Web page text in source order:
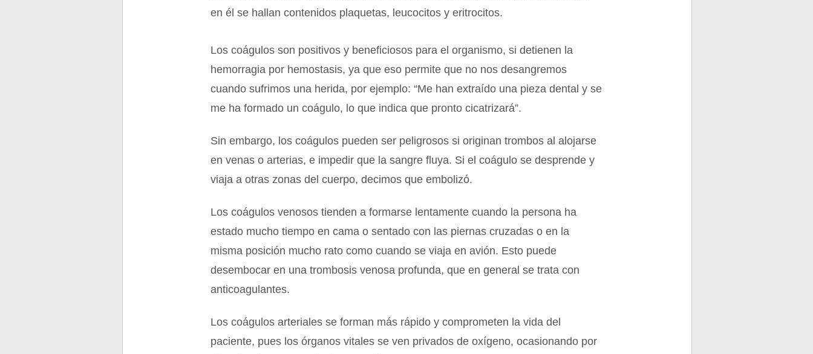
en él se hallan contenidos plaquetas, leucocitos y eritrocitos.
Los coágulos son positivos y beneficiosos para el organismo, si detienen la
hemorragia por hemostasis, ya que eso permite que no nos desangremos
cuando sufrimos una herida, por ejemplo: “Me han extraído una pieza dental y se
me ha formado un coágulo, lo que indica que pronto cicatrizará”.
Sin embargo, los coágulos pueden ser peligrosos si originan trombos al alojarse
en venas o arterias, e impedir que la sangre fluya. Si el coágulo se desprende y
viaja a otras zonas del cuerpo, decimos que embolizó.
Los coágulos venosos tienden a formarse lentamente cuando la persona ha
estado mucho tiempo en cama o sentado con las piernas cruzadas o en la
misma posición mucho rato como cuando se viaja en avión. Esto puede
desembocar en una trombosis venosa profunda, que en general se trata con
anticoagulantes.
Los coágulos arteriales se forman más rápido y comprometen la vida del
paciente, pues los órganos vitales se ven privados de oxígeno, ocasionando por